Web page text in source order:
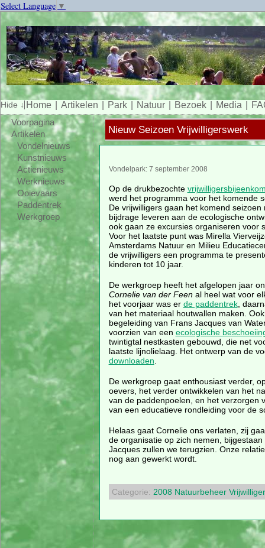
Select Language ▼
Home Artikelen Park Natuur Bezoek Media
Voorpagina
Artikelen
Vondelnieuws
Kunstnieuws
Actienieuws
Werknieuws
Ooievaars
Paddentrek
Werkgroep
Nieuw Seizoen Vrijwilligerswerk
Vondelpark: 7 september 2008
Op de drukbezochte
werd het programma voor het komende
De vrijwilligers gaan het komend seizoen
bijdrage leveren aan de ecologische
ook gaan ze excursies organiseren voor
Voor het laatste punt was Mirella
Amsterdams Natuur en Milieu
de vrijwilligers een programma te
kinderen tot 10 jaar.
De werkgroep heeft het afgelopen jaar
Cornelie van der Feenal heel wat voor
het voorjaar was er de paddentrek,
van het materiaal houtwallen maken.
begeleiding van Frans Jacques van
voorzien van een ecologische
twintigtal nestkasten gebouwd, die net
laatste lijnolielaag. Het ontwerp van de
downloaden
De werkgroep gaat enthousiast verder,
oevers, het verder ontwikkelen van het
van de paddenpoelen, en het verzorgen
van een educatieve rondleiding voor de
Helaas gaat Cornelie ons verlaten, zij
de organisatie op zich nemen,
Jacques zullen we terugzien. Onze
nog aan gewerkt wordt.
Categorie: 2008 Natuurbeheer